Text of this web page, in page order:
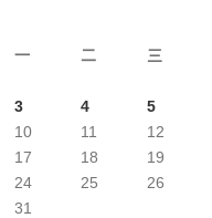
一
二 三
3
4 5
10
11 12
17
18 19
24
25 26
31